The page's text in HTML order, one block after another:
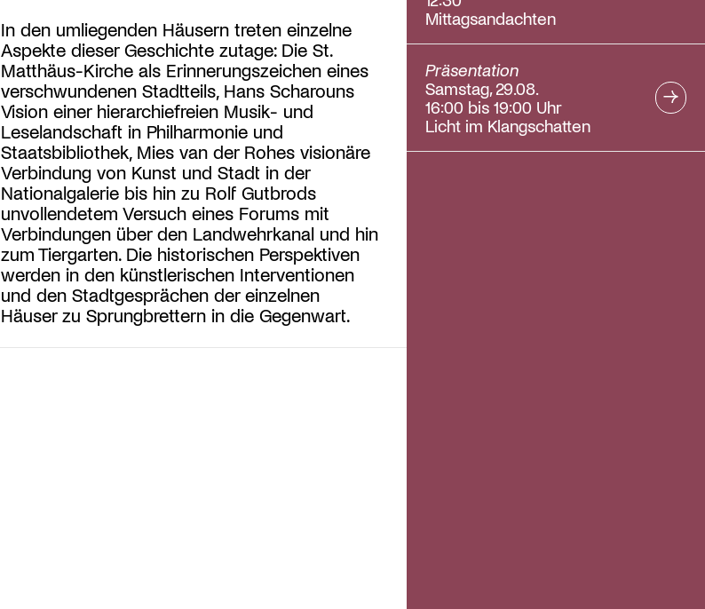
In den umliegenden Häusern treten einzelne
Aspekte dieser Geschichte zutage: Die St.
Matthäus-Kirche als Erinnerungszeichen eines
verschwundenen Stadtteils, Hans Scharouns
Vision einer hierarchiefreien Musik- und
Leselandschaft in Philharmonie und
Staatsbibliothek, Mies van der Rohes visionäre
Verbindung von Kunst und Stadt in der
Nationalgalerie bis hin zu Rolf Gutbrods
unvollendetem Versuch eines Forums mit
Verbindungen über den Landwehrkanal und hin
zum Tiergarten. Die historischen Perspektiven
werden in den künstlerischen Interventionen
und den Stadtgesprächen der einzelnen
Häuser zu Sprungbrettern in die Gegenwart.
Mittagsandachten
Präsentation
Samstag, 29.08.
16:00 bis 19:00 Uhr
Licht im Klangschatten